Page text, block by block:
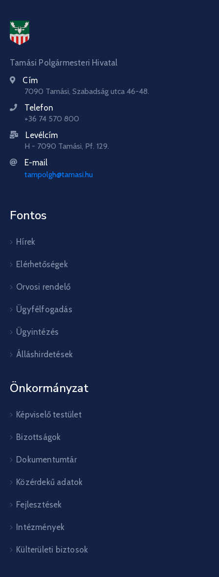
Tamási Polgármesteri Hivatal
Cím
7090 Tamási, Szabadság utca 46-48.
Telefon
+36 74 570 800
Levélcím
H - 7090 Tamási, Pf. 129.
E-mail
tampolgh@tamasi.hu
Fontos
Hírek
Elérhetőségek
Orvosi rendelő
Ügyfélfogadás
Ügyintézés
Álláshirdetések
Önkormányzat
Képviselő testület
Bizottságok
Dokumentumtár
Közérdekű adatok
Fejlesztések
Intézmények
Külterületi biztosok